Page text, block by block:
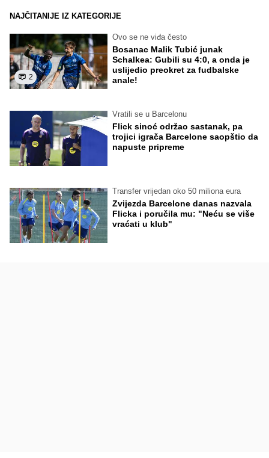
NAJČITANIJE IZ KATEGORIJE
2
Ovo se ne viđa često
Bosanac Malik Tubić junak
Schalkea: Gubili su 4:0, a onda je
uslijedio preokret za fudbalske
anale!
Vratili se u Barcelonu
Flick sinoć održao sastanak, pa
trojici igrača Barcelone saopštio da
napuste pripreme
Transfer vrijedan oko 50 miliona eura
Zvijezda Barcelone danas nazvala
Flicka i poručila mu: "Neću se više
vraćati u klub"